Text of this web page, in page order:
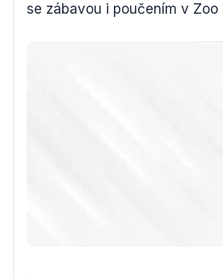
se zábavou i poučením v Zoo